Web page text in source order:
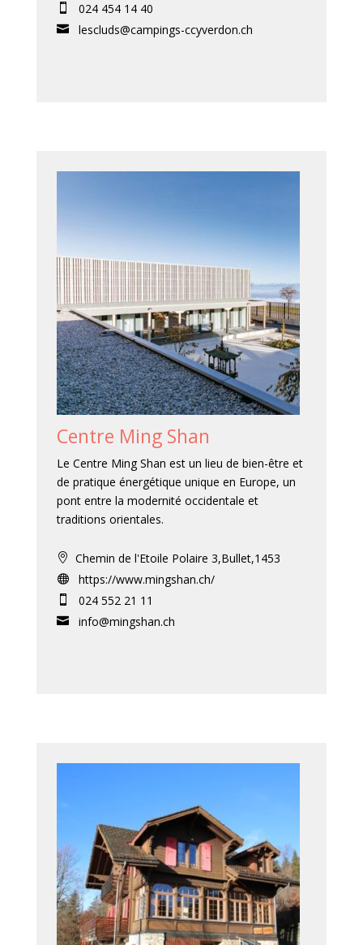
 024 454 14 40
 lescluds@campings-ccyverdon.ch
Centre Ming Shan
Le Centre Ming Shan est un lieu de bien-être et
de pratique énergétique unique en Europe, un
pont entre la modernité occidentale et
traditions orientales.
 Chemin de l'Etoile Polaire 3,Bullet,1453
 https://www.mingshan.ch/
 024 552 21 11
 info@mingshan.ch